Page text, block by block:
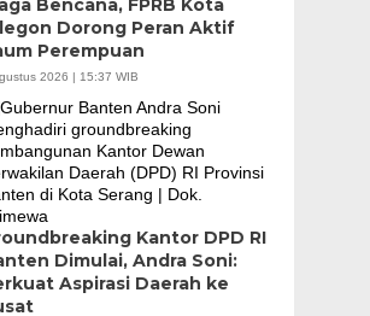
Bencana, FPRB Kota
Dorong Peran Aktif
Perempuan
2026 | 15:37 WIB
Kantor DPD RI
Dimulai, Andra Soni:
Aspirasi Daerah ke